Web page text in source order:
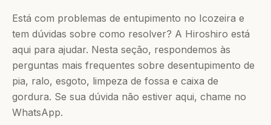
Está com problemas de entupimento no Icozeira e
tem dúvidas sobre como resolver? A Hiroshiro está
aqui para ajudar. Nesta seção, respondemos às
perguntas mais frequentes sobre desentupimento de
pia, ralo, esgoto, limpeza de fossa e caixa de
gordura. Se sua dúvida não estiver aqui, chame no
WhatsApp.